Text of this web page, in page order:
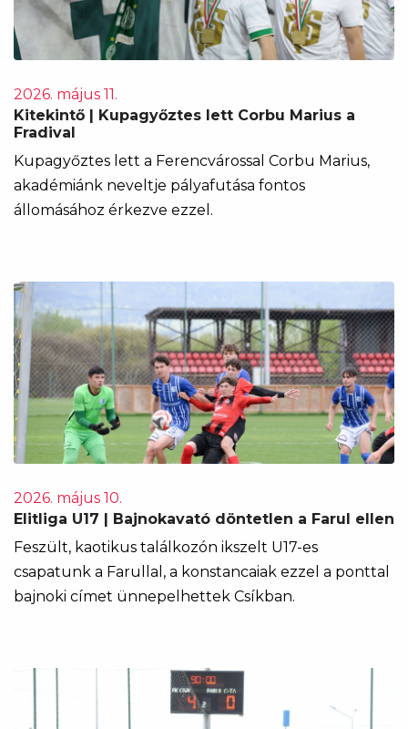
2026. május 11.
Kitekintő | Kupagyőztes lett Corbu Marius a
Fradival
Kupagyőztes lett a Ferencvárossal Corbu Marius,
akadémiánk neveltje pályafutása fontos
állomásához érkezve ezzel.
2026. május 10.
Elitliga U17 | Bajnokavató döntetlen a Farul ellen
Feszült, kaotikus találkozón ikszelt U17-es
csapatunk a Farullal, a konstancaiak ezzel a ponttal
bajnoki címet ünnepelhettek Csíkban.